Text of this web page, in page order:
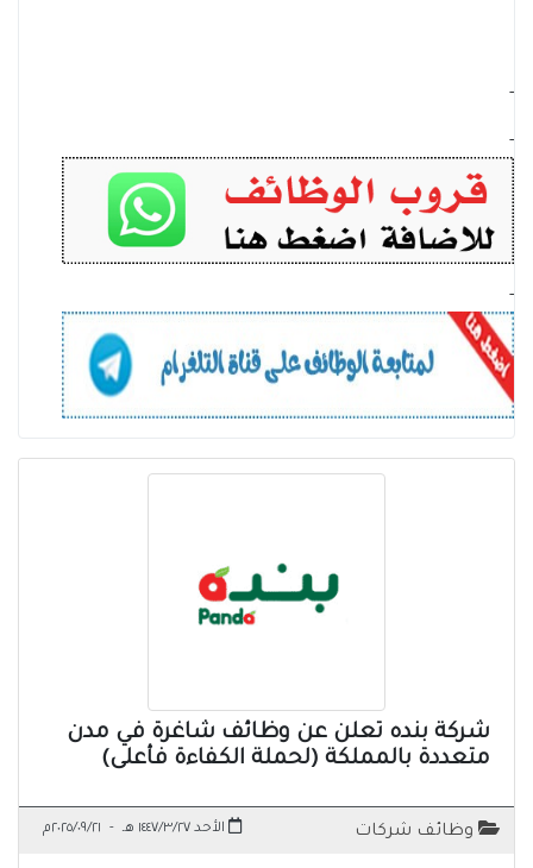
-
-
-
شركة بنده تعلن عن وظائف شاغرة في مدن
متعددة بالمملكة (لحملة الكفاءة فأعلى)
وظائف شركات الأحد ١٤٤٧/٣/٢٧ هـ - ٢٠٢٥/٠٩/٢١م